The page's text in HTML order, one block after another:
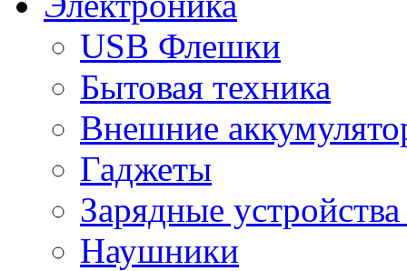
USB Флешки
Бытовая техника
Внешние
Гаджеты
Зарядные
Наушники